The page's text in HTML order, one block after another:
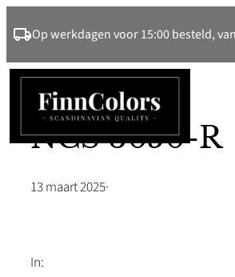
naar
de
inhoud
Op werkdagen voor 15:00 besteld,
NCS 3050-R
13 maart 2025·
In: